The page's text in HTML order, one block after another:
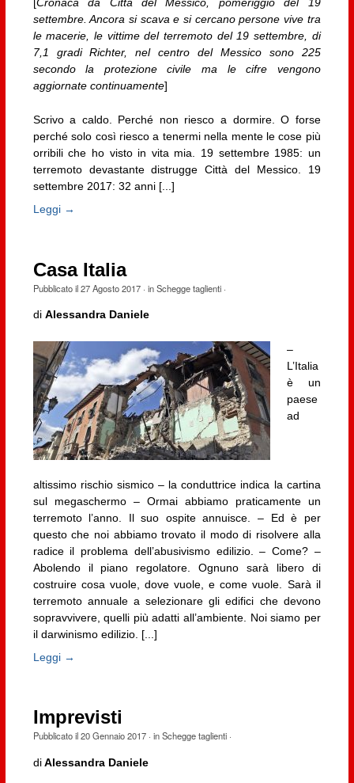
settembre. Ancora si scava e si cercano persone vive tra
le macerie, le vittime del terremoto del 19 settembre, di
7,1 gradi Richter, nel centro del Messico sono 225
secondo la protezione civile ma le cifre vengono
aggiornate continuamente]
Scrivo a caldo. Perché non riesco a dormire. O forse
perché solo così riesco a tenermi nella mente le cose più
orribili che ho visto in vita mia. 19 settembre 1985: un
terremoto devastante distrugge Città del Messico. 19
settembre 2017: 32 anni [...]
Leggi →
Casa Italia
Pubblicato il27 Agosto 2017· inSchegge taglienti·
diAlessandra Daniele
–
L’Italia
è un
paese
ad
altissimo rischio sismico – la conduttrice indica la cartina
sul megaschermo – Ormai abbiamo praticamente un
terremoto l’anno. Il suo ospite annuisce. – Ed è per
questo che noi abbiamo trovato il modo di risolvere alla
radice il problema dell’abusivismo edilizio. – Come? –
Abolendo il piano regolatore. Ognuno sarà libero di
costruire cosa vuole, dove vuole, e come vuole. Sarà il
terremoto annuale a selezionare gli edifici che devono
sopravvivere, quelli più adatti all’ambiente. Noi siamo per
il darwinismo edilizio. [...]
Leggi →
Imprevisti
Pubblicato il20 Gennaio 2017· inSchegge taglienti·
diAlessandra Daniele